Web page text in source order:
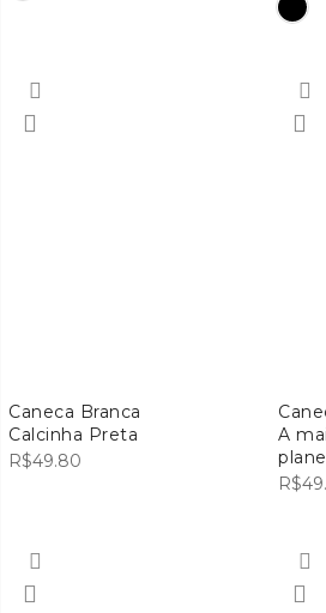
Caneca Branca
Calcinha Preta
R$49.80
A
R$